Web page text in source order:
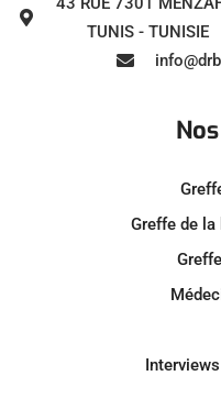
TUNIS - TUNISIE
Greffe de